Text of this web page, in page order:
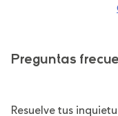
Preguntas
Resuelve tus